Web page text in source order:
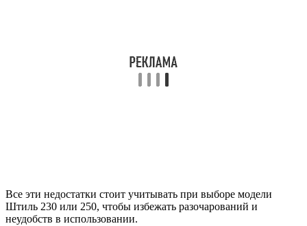
Все эти недостатки стоит учитывать при выборе модели
Штиль 230 или 250, чтобы избежать разочарований и
неудобств в использовании.